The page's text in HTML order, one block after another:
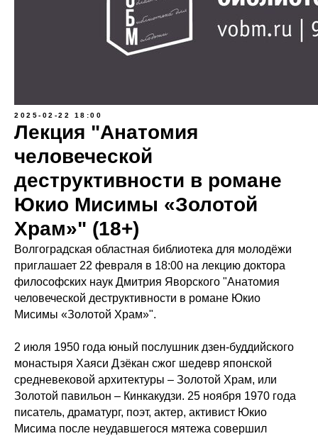
2025-02-22 18:00
Лекция "Анатомия
человеческой
деструктивности в романе
Юкио Мисимы «Золотой
Храм»" (18+)
Волгоградская областная библиотека для молодёжи
приглашает 22 февраля в 18:00 на лекцию доктора
философских наук Дмитрия Яворского "Анатомия
человеческой деструктивности в романе Юкио
Мисимы «Золотой Храм»".
2 июля 1950 года юный послушник дзен-буддийского
монастыря Хаяси Дзёкан сжог шедевр японской
средневековой архитектуры – Золотой Храм, или
Золотой павильон – Кинкакудзи. 25 ноября 1970 года
писатель, драматург, поэт, актер, активист Юкио
Мисима после неудавшегося мятежа совершил